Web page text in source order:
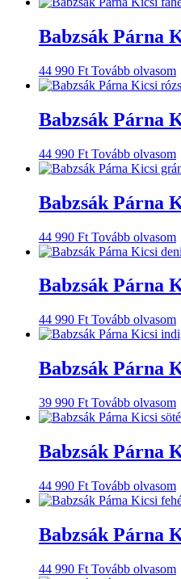
Babzsák Párna
44 990 Ft Tovább olvasom
Babzsák Párna
44 990 Ft Tovább olvasom
Babzsák Párna
44 990 Ft Tovább olvasom
Babzsák Párna
44 990 Ft Tovább olvasom
Babzsák Párna
39 990 Ft Tovább olvasom
Babzsák Párna
44 990 Ft Tovább olvasom
Babzsák Párna
44 990 Ft Tovább olvasom